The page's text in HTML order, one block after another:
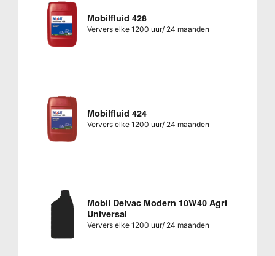
Mobilfluid 428
Ververs elke 1200 uur/ 24 maanden
Mobilfluid 424
Ververs elke 1200 uur/ 24 maanden
Mobil Delvac Modern 10W40 Agri
Universal
Ververs elke 1200 uur/ 24 maanden